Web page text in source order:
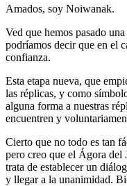
Amados, soy Noiwanak.
Ved que hemos pasado
podríamos decir que en el
confianza.
Esta etapa nueva, que
las réplicas, y como
alguna forma a nuestras
encuentren y
Cierto que no todo es tan
pero creo que el Ágora del
trata de establecer un
y llegar a la unanimidad.